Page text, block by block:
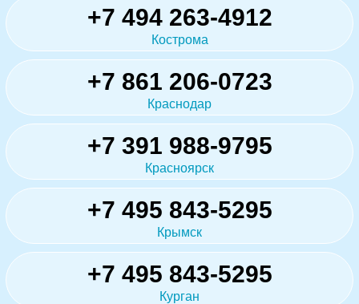
+7 494 263-4912
Кострома
+7 861 206-0723
Краснодар
+7 391 988-9795
Красноярск
+7 495 843-5295
Крымск
+7 495 843-5295
Курган